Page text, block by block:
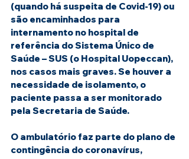
(quando há suspeita de Covid-19) ou
são encaminhados para
internamento no hospital de
referência do Sistema Único de
Saúde – SUS (o Hospital Uopeccan),
nos casos mais graves. Se houver a
necessidade de isolamento, o
paciente passa a ser monitorado
pela Secretaria de Saúde.
O ambulatório faz parte do plano de
contingência do coronavírus,